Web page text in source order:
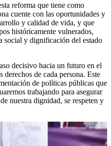
reforma que tiene como
cuente con las oportunidades y
y calidad de vida, y que
históricamente vulnerados,
social y dignificación del estado
decisivo hacia un futuro en el
derechos de cada persona. Este
de políticas públicas que
trabajando para asegurar
nuestra dignidad, se respeten y